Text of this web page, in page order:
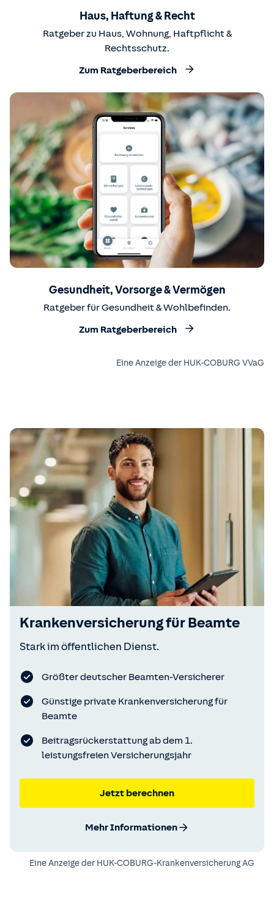
Haus, Haftung & Recht
Ratgeber zu Haus, Wohnung, Haftpflicht &
Rechtsschutz.
Zum Ratgeberbereich
Gesundheit, Vorsorge & Vermögen
Ratgeber für Gesundheit & Wohlbefinden.
Zum Ratgeberbereich
Eine Anzeige der HUK-COBURG VVaG
Kranken­versicherung für Beamte
Stark im öffentlichen Dienst.
Größter deutscher Beamten-Versicherer
Günstige private Krankenversicherung für
Beamte
Beitragsrückerstattung ab dem 1.
leistungsfreien Versicherungsjahr
Jetzt berechnen
Mehr Informationen
Eine Anzeige der HUK-COBURG-Krankenversicherung AG